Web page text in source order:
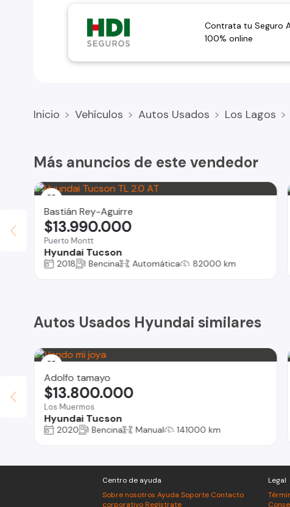
Contrata tu Seguro
100% online
Inicio Vehículos Autos Usados Los Lagos
Más anuncios de este vendedor
Bastián Rey-Aguirre
Puerto Montt
Hyundai Tucson
$13.990.000
2018 Bencina Automática 82000 km
Autos Usados Hyundai similares
Adolfo tamayo
Los Muermos
Hyundai Tucson
$13.800.000
2020 Bencina Manual 141000 km
Centro de ayuda
Sobre nosotros Ayuda Soporte Contacto
corporativo Regístrate
Legal